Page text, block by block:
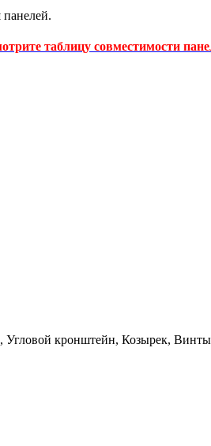
таблицу совместимости
Угловой кронштейн, Козырек, Винты